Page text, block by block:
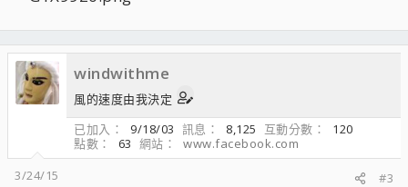
windwithme
風的速度由我決定
已加入
9/18/03 訊息 8,125 互動分數
120
點數
63 網站
www.facebook.com
3/24/15
#3